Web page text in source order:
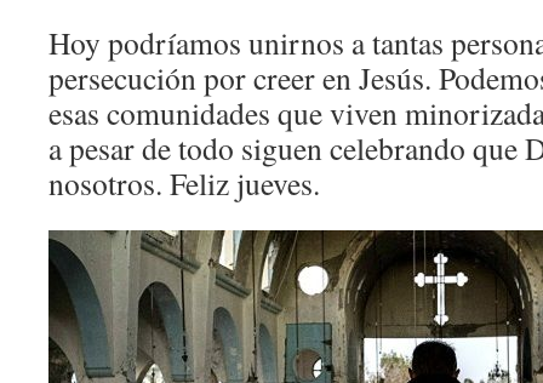
Hoy podríamos unirnos a tantas
persecución por creer en Jesús.
esas comunidades que viven
a pesar de todo siguen celebrando que
nosotros. Feliz jueves.